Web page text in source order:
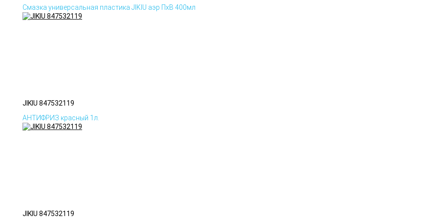
Смазка универсальная пластика JIKIU аэр ПхВ 400мл
JIKIU 847532119
АНТИФРИЗ красный 1л.
JIKIU 847532119